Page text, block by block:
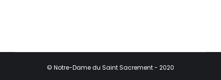
© Notre-Dame du Saint Sacrement - 2020